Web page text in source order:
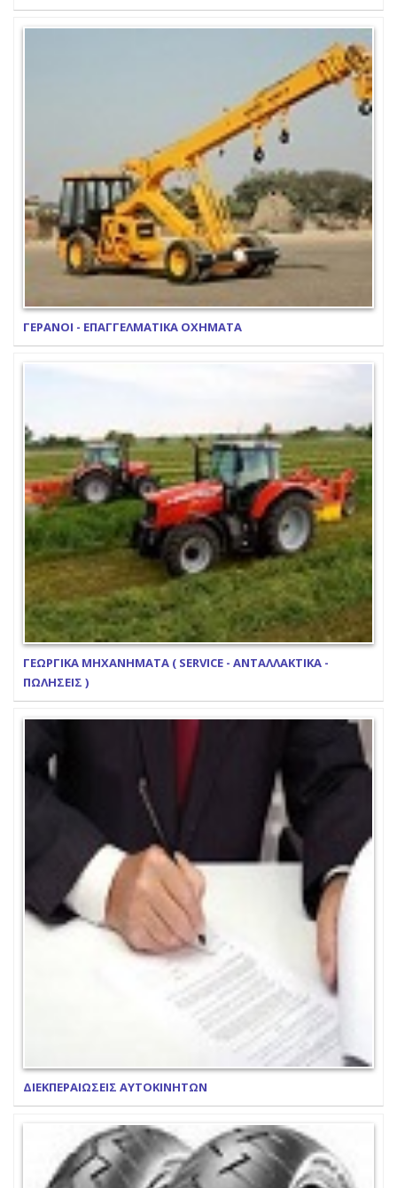
ΓΕΡΑΝΟΙ - ΕΠΑΓΓΕΛΜΑΤΙΚΑ ΟΧΗΜΑΤΑ
ΓΕΩΡΓΙΚΑ ΜΗΧΑΝΗΜΑΤΑ ( SERVICE - ΑΝΤΑΛΛΑΚΤΙΚΑ -
ΠΩΛΗΣΕΙΣ )
ΔΙΕΚΠΕΡΑΙΩΣΕΙΣ ΑΥΤΟΚΙΝΗΤΩΝ